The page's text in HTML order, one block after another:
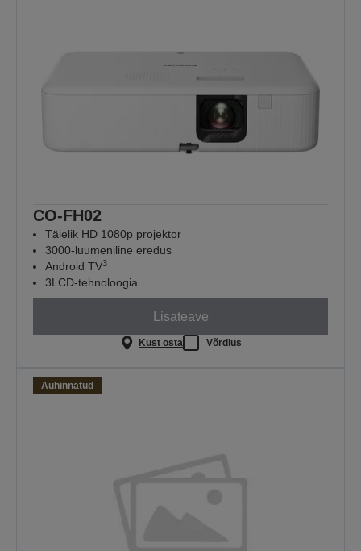
CO-FH02
Täielik HD 1080p projektor
3000-luumeniline eredus
Android TV3
3LCD-tehnoloogia
Lisateave
Kust osta Võrdlus
Auhinnatud